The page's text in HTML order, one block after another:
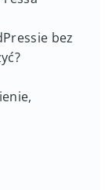
bez